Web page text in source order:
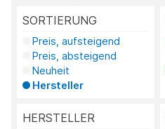
SORTIERUNG
Preis, aufsteigend
Preis, absteigend
Neuheit
Hersteller
HERSTELLER